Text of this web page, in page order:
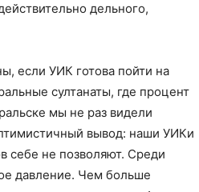
дельного,
если УИК готова пойти на
султанаты, где процент
мы не раз видели
вывод: наши УИКи
себе не позволяют. Среди
давление. Чем больше